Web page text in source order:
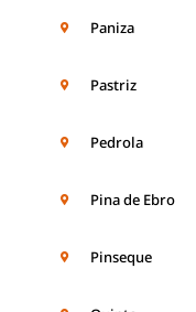
Paniza
Pastriz
Pedrola
Pina de Ebro
Pinseque